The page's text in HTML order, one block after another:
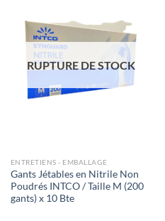
de
souhaits
RUPTURE DE STOCK
ENTRETIENS - EMBALLAGE
Gants Jétables en Nitrile Non
Poudrés INTCO / Taille M (200
gants) x 10 Bte